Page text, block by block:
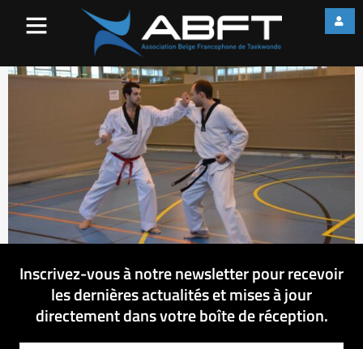
Inscrivez-vous à notre newsletter pour recevoir
les dernières actualités et mises à jour
directement dans votre boîte de réception.